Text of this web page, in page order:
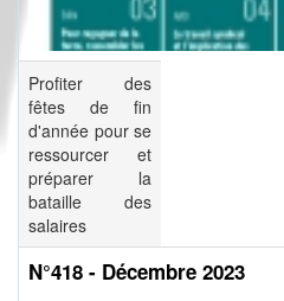
Profiter des
fêtes de fin
d'année pour se
ressourcer et
préparer la
bataille des
salaires
N°418 - Décembre 2023